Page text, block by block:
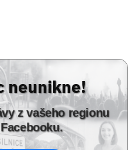
neunikne!
z vašeho regionu